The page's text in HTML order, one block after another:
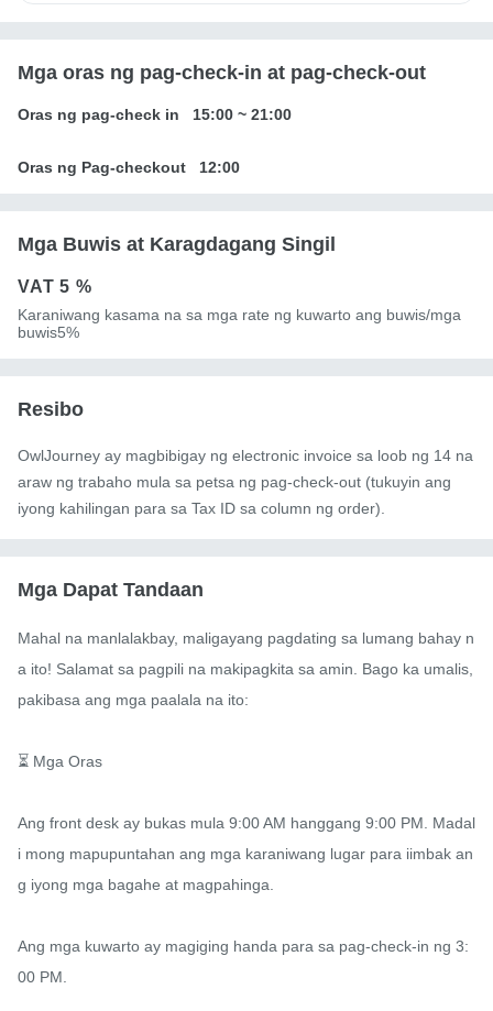
Mga oras ng pag-check-in at pag-check-out
Oras ng pag-check in 15:00 ~ 21:00
Oras ng Pag-checkout 12:00
Mga Buwis at Karagdagang Singil
VAT5 %
Karaniwang kasama na sa mga rate ng kuwarto ang buwis/mga
buwis5%
Resibo
OwlJourney ay magbibigay ng electronic invoice sa loob ng 14 na
araw ng trabaho mula sa petsa ng pag-check-out (tukuyin ang
iyong kahilingan para sa Tax ID sa column ng order).
Mga Dapat Tandaan
Mahal na manlalakbay, maligayang pagdating sa lumang bahay n
a ito! Salamat sa pagpili na makipagkita sa amin. Bago ka umalis,
pakibasa ang mga paalala na ito:
⏳ Mga Oras
Ang front desk ay bukas mula 9:00 AM hanggang 9:00 PM. Madal
i mong mapupuntahan ang mga karaniwang lugar para iimbak an
g iyong mga bagahe at magpahinga.
Ang mga kuwarto ay magiging handa para sa pag-check-in ng 3:
00 PM.